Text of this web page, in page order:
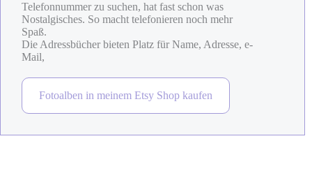
Telefonnummer zu suchen, hat fast schon was
Nostalgisches. So macht telefonieren noch mehr
Spaß.
Die Adressbücher bieten Platz für Name, Adresse, e-
Mail,
Fotoalben in meinem Etsy Shop kaufen